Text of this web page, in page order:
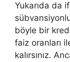
Yukarıda da
böyle bir
faiz oranları
kalırsınız.